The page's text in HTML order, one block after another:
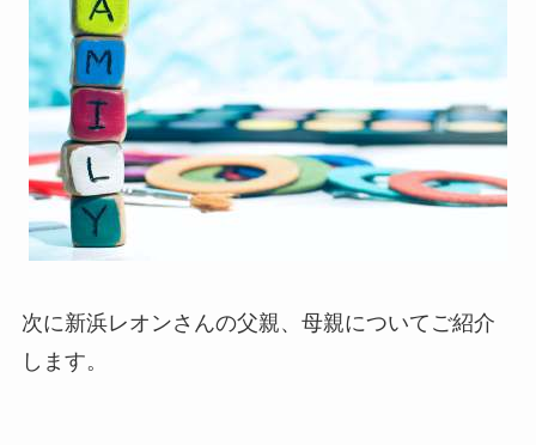
次に新浜レオンさんの父親、母親についてご紹介
します。